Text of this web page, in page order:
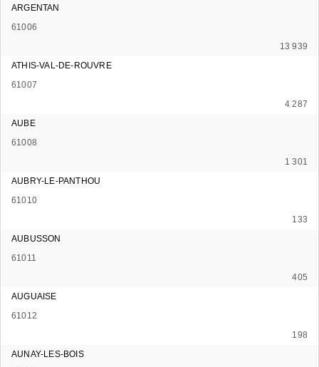
ARGENTAN
61006
13 939
ATHIS-VAL-DE-ROUVRE
61007
4 287
AUBE
61008
1 301
AUBRY-LE-PANTHOU
61010
133
AUBUSSON
61011
405
AUGUAISE
61012
198
AUNAY-LES-BOIS